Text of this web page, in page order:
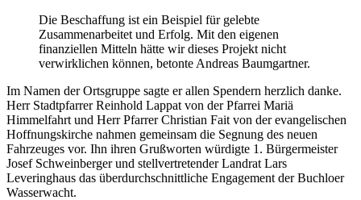
Die Beschaffung ist ein Beispiel für gelebte
Zusammenarbeitet und Erfolg. Mit den eigenen
finanziellen Mitteln hätte wir dieses Projekt nicht
verwirklichen können, betonte Andreas Baumgartner.
Im Namen der Ortsgruppe sagte er allen Spendern herzlich danke.
Herr Stadtpfarrer Reinhold Lappat von der Pfarrei Mariä
Himmelfahrt und Herr Pfarrer Christian Fait von der evangelischen
Hoffnungskirche nahmen gemeinsam die Segnung des neuen
Fahrzeuges vor. Ihn ihren Grußworten würdigte 1. Bürgermeister
Josef Schweinberger und stellvertretender Landrat Lars
Leveringhaus das überdurchschnittliche Engagement der Buchloer
Wasserwacht.